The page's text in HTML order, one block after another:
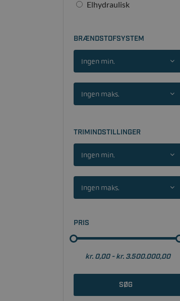
Elhydraulisk
BRÆNDSTOFSYSTEM
Ingen min.
Ingen maks.
TRIMINDSTILLINGER
Ingen min.
Ingen maks.
PRIS
SØG